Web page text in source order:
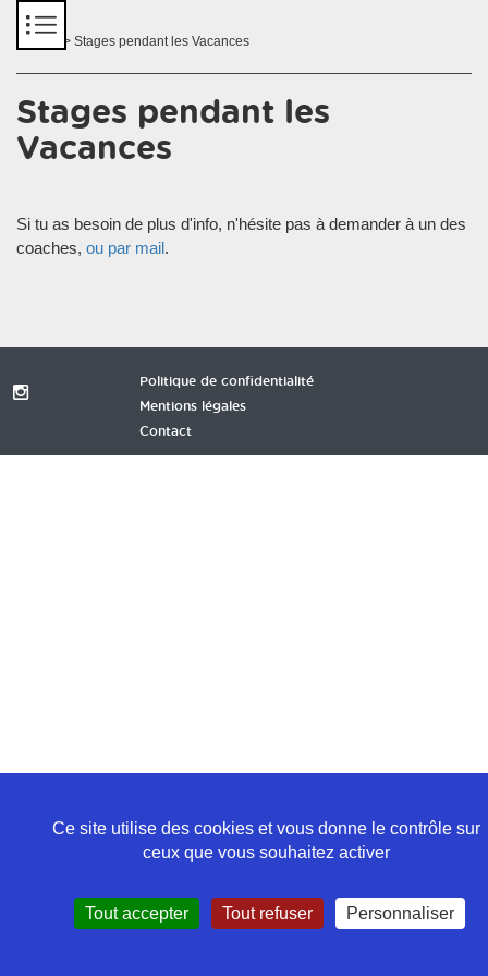
> Stages pendant les Vacances
Stages pendant les
Vacances
Si tu as besoin de plus d'info, n'hésite pas à demander à un des
coaches, ou par mail.
Politique de confidentialité
Mentions légales
Contact
Ce site utilise des cookies et vous donne le contrôle sur
ceux que vous souhaitez activer
Tout accepter Tout refuser Personnaliser